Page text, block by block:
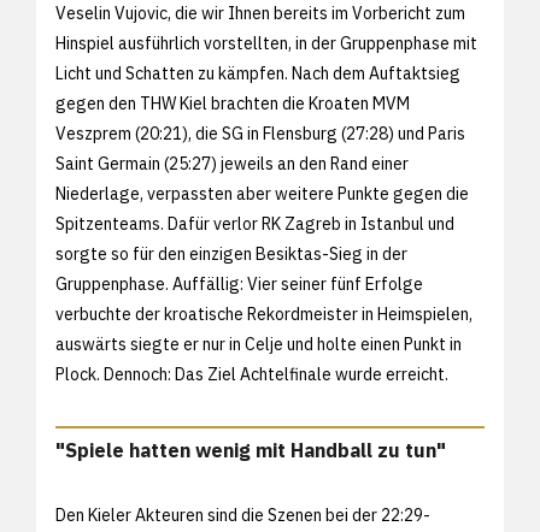
Veselin Vujovic, die wir Ihnen bereits im Vorbericht zum
Hinspiel ausführlich vorstellten, in der Gruppenphase mit
Licht und Schatten zu kämpfen. Nach dem Auftaktsieg
gegen den THW Kiel brachten die Kroaten MVM
Veszprem (20:21), die SG in Flensburg (27:28) und Paris
Saint Germain (25:27) jeweils an den Rand einer
Niederlage, verpassten aber weitere Punkte gegen die
Spitzenteams. Dafür verlor RK Zagreb in Istanbul und
sorgte so für den einzigen Besiktas-Sieg in der
Gruppenphase. Auffällig: Vier seiner fünf Erfolge
verbuchte der kroatische Rekordmeister in Heimspielen,
auswärts siegte er nur in Celje und holte einen Punkt in
Plock. Dennoch: Das Ziel Achtelfinale wurde erreicht.
"Spiele hatten wenig mit Handball zu tun"
Den Kieler Akteuren sind die Szenen bei der 22:29-